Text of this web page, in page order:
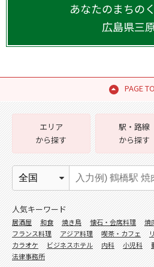
あなたのまちの
広島県三
PAGE
エリア
から探す
駅・路線
から探す
人気キーワード
居酒屋 和食 焼き鳥 懐石・会席料理 焼
フランス料理
アジア料理 喫茶・カフェ
カラオケ
ビジネスホテル 内科 小児科
法律事務所